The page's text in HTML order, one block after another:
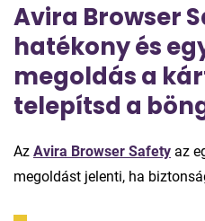
Avira Browser
hatékony és
megoldás a
telepítsd a
Az Avira Browser Safety az
megoldást jelenti, ha